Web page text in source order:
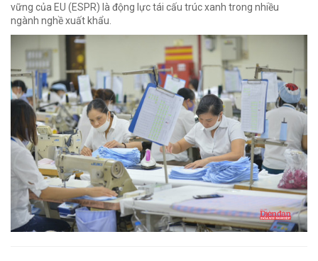
vững của EU (ESPR) là động lực tái cấu trúc xanh trong nhiều
ngành nghề xuất khẩu.